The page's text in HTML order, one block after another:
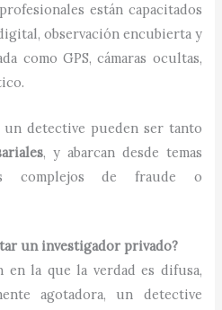
están capacitados
observación encubierta y
como GPS, cámaras ocultas,
detective pueden ser tanto
, y abarcan desde temas
complejos de fraude o
un investigador privado?
en la que la verdad es difusa,
agotadora, un detective